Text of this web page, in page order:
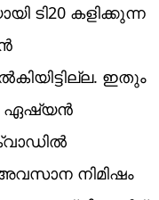
ടി20 കളിക്കുന്ന
ഇതും
ഏഷ്യന്‍
നിമിഷം